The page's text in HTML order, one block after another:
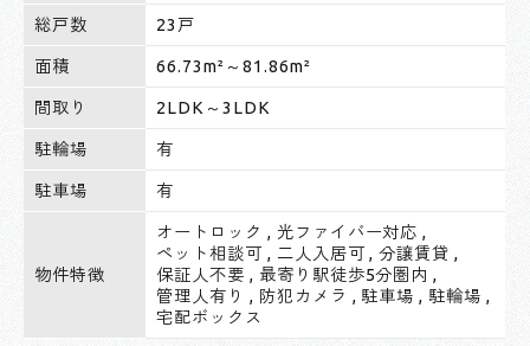
総戸数 23戸
面積 66.73m²～81.86m²
間取り 2LDK～3LDK
駐輪場 有
駐車場 有
物件特徴
オートロック , 光ファイバー対応 ,
ペット相談可 , 二人入居可 ,分譲賃貸 ,
保証人不要 , 最寄り駅徒歩5分圏内 ,
管理人有り , 防犯カメラ , 駐車場 , 駐輪場 ,
宅配ボックス